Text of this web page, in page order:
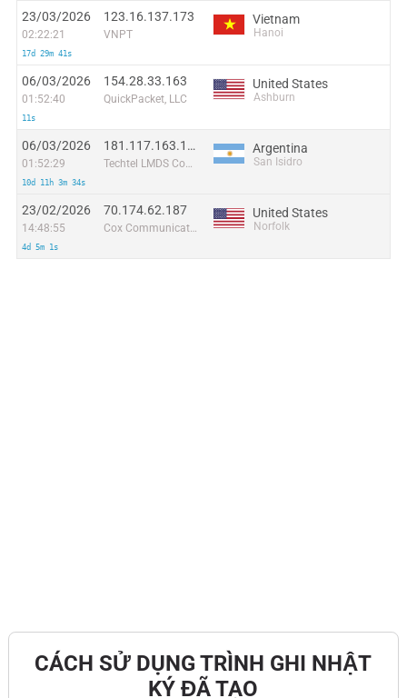
23/03/2026
02:22:21
17d 29m 41s
123.16.137.173
VNPT
Vietnam
Hanoi
06/03/2026
01:52:40
11s
154.28.33.163
QuickPacket, LLC
United States
Ashburn
06/03/2026
01:52:29
10d 11h 3m 34s
181.117.163.101
Techtel LMDS Comunicaciones Interactivas S.A.
Argentina
San Isidro
23/02/2026
14:48:55
4d 5m 1s
70.174.62.187
Cox Communications Inc.
United States
Norfolk
CÁCH SỬ DỤNG TRÌNH GHI NHẬT
KÝ ĐÃ TẠO